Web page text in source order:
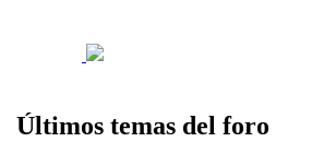
Últimos temas del foro